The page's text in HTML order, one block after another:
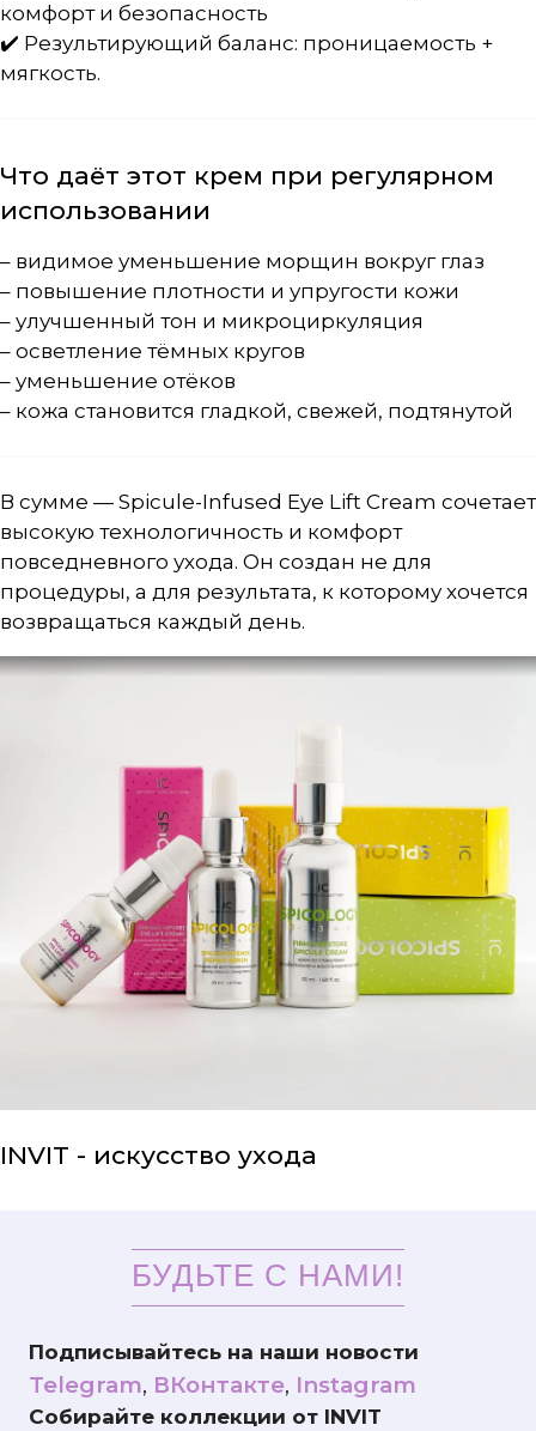
комфорт и безопасность
✔️ Результирующий баланс: проницаемость +
мягкость.
Что даёт этот крем при регулярном
использовании
– видимое уменьшение морщин вокруг глаз
– повышение плотности и упругости кожи
– улучшенный тон и микроциркуляция
– осветление тёмных кругов
– уменьшение отёков
– кожа становится гладкой, свежей, подтянутой
В сумме — Spicule-Infused Eye Lift Cream сочетает
высокую технологичность и комфорт
повседневного ухода. Он создан не для
процедуры, а для результата, к которому хочется
возвращаться каждый день.
INVIT - искусство ухода
БУДЬТЕ С НАМИ!
Подписывайтесь на наши новости
Telegram, ВКонтакте, Instagram
Собирайте коллекции от INVIT